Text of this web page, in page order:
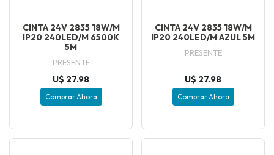
CINTA 24V 2835 18W/M
IP20 240LED/M 6500K
5M
PRESENTE
U$ 27.98
Comprar Ahora
CINTA 24V 2835 18W/M
IP20 240LED/M AZUL 5M
PRESENTE
U$ 27.98
Comprar Ahora